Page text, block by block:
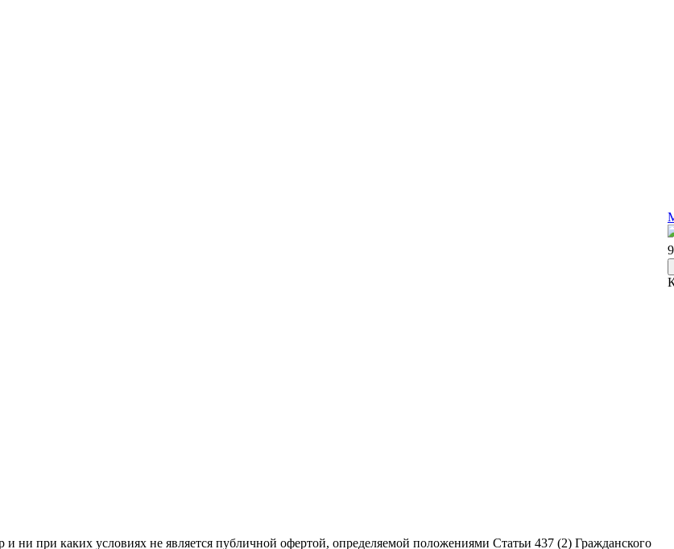
ни при каких условиях не является публичной офертой, определяемой положениями Статьи 437 (2) Гражданского